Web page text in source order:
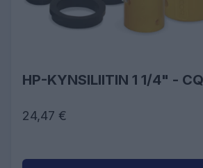
HP-KYNSILIITIN 1 1/4" -
24,47 €